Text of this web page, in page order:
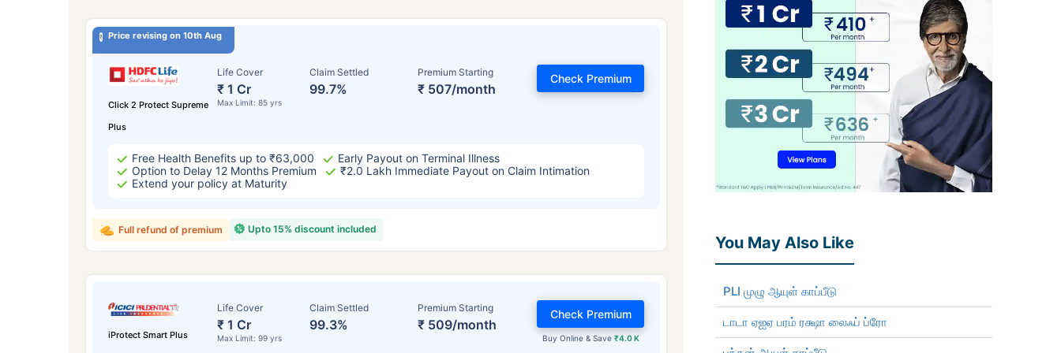
Price revising on 10th Aug
Click 2 Protect Supreme
Plus
Life Cover
₹ 1 Cr
Max Limit: 85 yrs
Claim Settled
99.7%
Premium Starting
₹ 507/month
Check Premium
Free Health Benefits up to ₹63,000
Early Payout on Terminal Illness
Option to Delay 12 Months Premium
₹2.0 Lakh Immediate Payout on Claim Intimation
Extend your policy at Maturity
Upto 15% discount included
Full refund of premium
iProtect Smart Plus
Life Cover
₹ 1 Cr
Max Limit: 99 yrs
Claim Settled
99.3%
Premium Starting
₹ 509/month
Buy Online & Save ₹4.0 K
Check Premium
You May Also Like
PLI முழு ஆயுள் காப்பீடு
டாடா ஏஐஏ பரம் ரக்ஷா லைஃப் ப்ரோ